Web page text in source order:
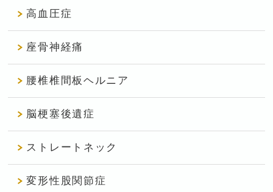
高血圧症
座骨神経痛
腰椎椎間板ヘルニア
脳梗塞後遺症
ストレートネック
変形性股関節症